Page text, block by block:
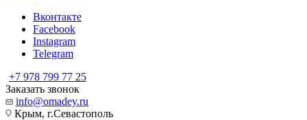
Вконтакте
Facebook
Instagram
Telegram
+7 978 799 77 25
Заказать звонок
info@omadey.ru
Крым, г.Севастополь